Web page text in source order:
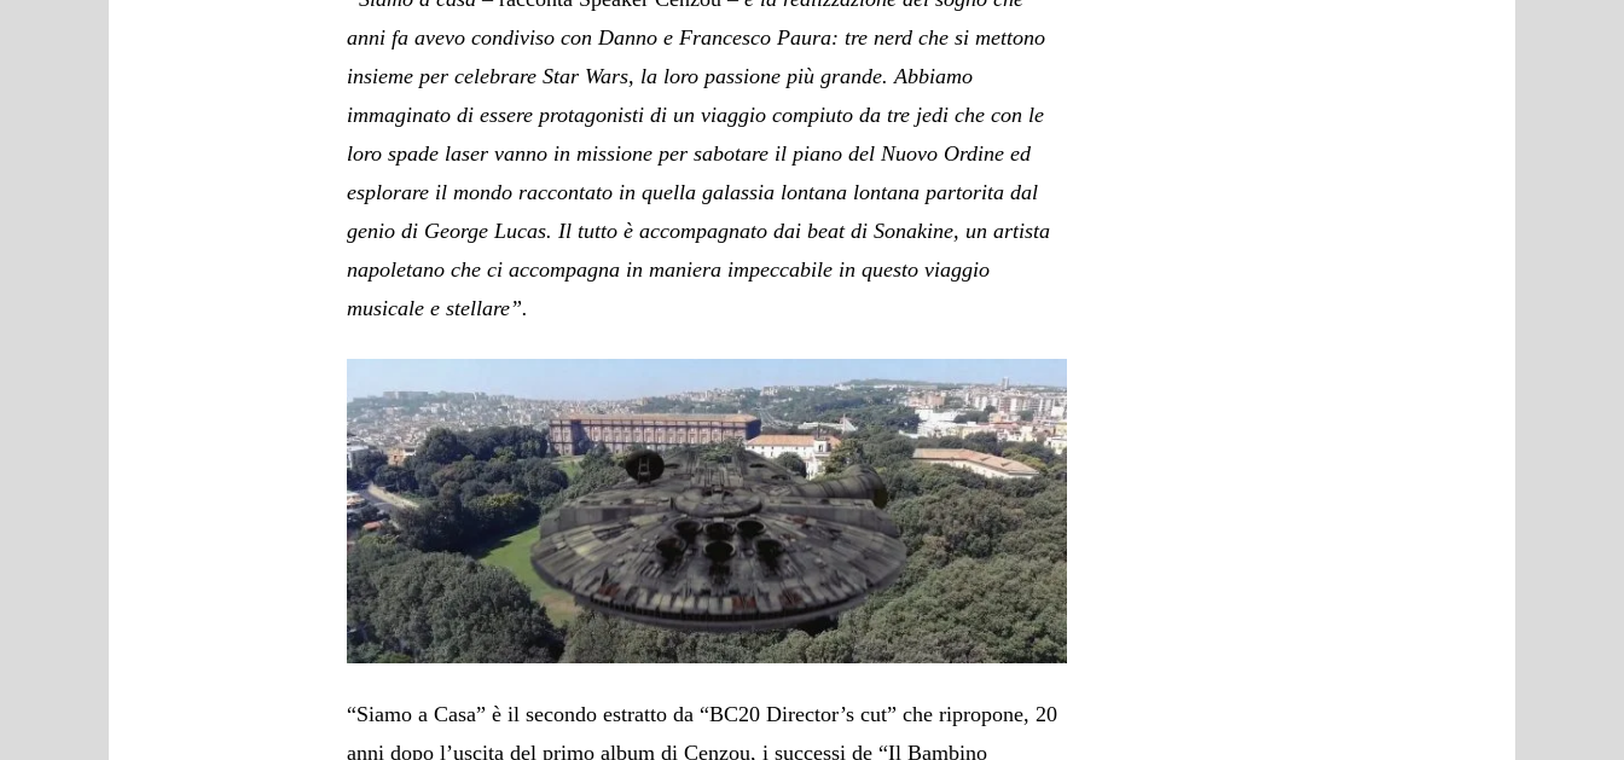
anni fa avevo condiviso con Danno e Francesco Paura: tre nerd che si mettono
insieme per celebrare Star Wars, la loro passione più grande. Abbiamo
immaginato di essere protagonisti di un viaggio compiuto da tre jedi che con le
loro spade laser vanno in missione per sabotare il piano del Nuovo Ordine ed
esplorare il mondo raccontato in quella galassia lontana lontana partorita dal
genio di George Lucas. Il tutto è accompagnato dai beat di Sonakine, un artista
napoletano che ci accompagna in maniera impeccabile in questo viaggio
musicale e stellare”.
“Siamo a Casa” è il secondo estratto da “BC20 Director’s cut” che ripropone, 20
anni dopo l’uscita del primo album di Cenzou, i successi de “Il Bambino